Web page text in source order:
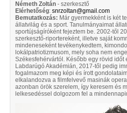
Németh Zoltán - szerkesztő
Elérhetőség: snrzoltan@gmail.com
Bemutatkozás: Már gyermekként is két
állatvilág és a sport. Tanulmányaimat
sportújságíróként fejeztem be. 2002-től
szerkesztő-riportereként, illetve saját
mindeneseként tevékenykedtem,
lokálpatriotizmusom, mely soha nem
Székesfehérvártól. Később egy rövid időt
Labdarúgó Akadémián, 2017-től pedig
fogalmazom meg képi és írott
elkalandozva a filmfelvevő masinák
azonban örök szerelem, így keresem és
lelkesedéssel dolgozom fel a